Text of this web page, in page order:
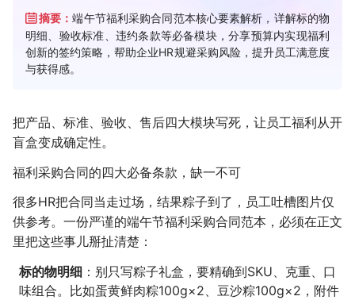
摘要：端午节福利采购合同范本核心要素解析，详解标的物
明细、验收标准、违约条款等必备模块，分享预算内实现福利
创新的签约策略，帮助企业HR规避采购风险，提升员工满意度
与获得感。
把产品、标准、验收、售后四大模块写死，让员工福利从开
盲盒变成确定性。
福利采购合同的四大必备条款，缺一不可
很多HR把合同当走过场，结果粽子到了，员工吐槽图片仅
供参考。一份严谨的端午节福利采购合同范本，必须在正文
里把这些事儿掰扯清楚：
标的物明细 ：别只写粽子礼盒，要精确到SKU、克重、口
味组合。比如蛋黄鲜肉粽100g×2、豆沙粽100g×2，附件